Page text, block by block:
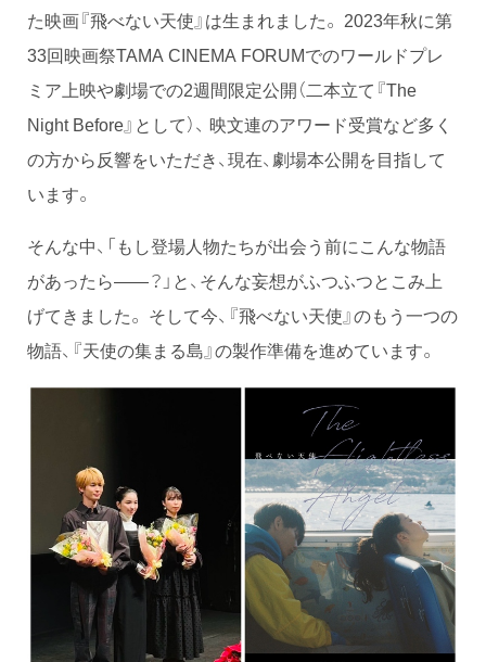
た映画『飛べない天使』は生まれました。 2023年秋に第
33回映画祭TAMA CINEMA FORUMでのワールドプレ
ミア上映や劇場での2週間限定公開（二本立て『The
Night Before』として）、 映文連のアワード受賞など多く
の方から反響をいただき、現在、劇場本公開を目指して
います。
そんな中、「もし登場人物たちが出会う前にこんな物語
があったら——？」と、そんな妄想がふつふつとこみ上
げてきました。 そして今、『飛べない天使』のもう一つの
物語、『天使の集まる島』の製作準備を進めています。